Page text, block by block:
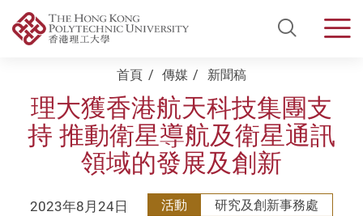
Open
Start main content首頁 傳媒 新聞稿
理大獲香港航天科技集團支
持 推動衛星導航及衛星通訊
領域的發展及創新
2023年8月24日 活動 研究及創新事務處